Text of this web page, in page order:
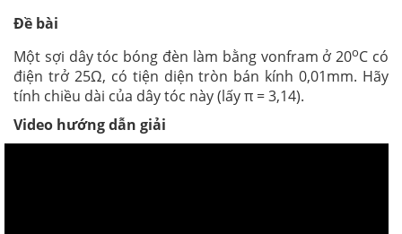
Đề bài
Một sợi dây tóc bóng đèn làm bằng vonfram ở 20oC có
điện trở 25Ω, có tiện diện tròn bán kính 0,01mm. Hãy
tính chiều dài của dây tóc này (lấy π = 3,14).
Video hướng dẫn giải